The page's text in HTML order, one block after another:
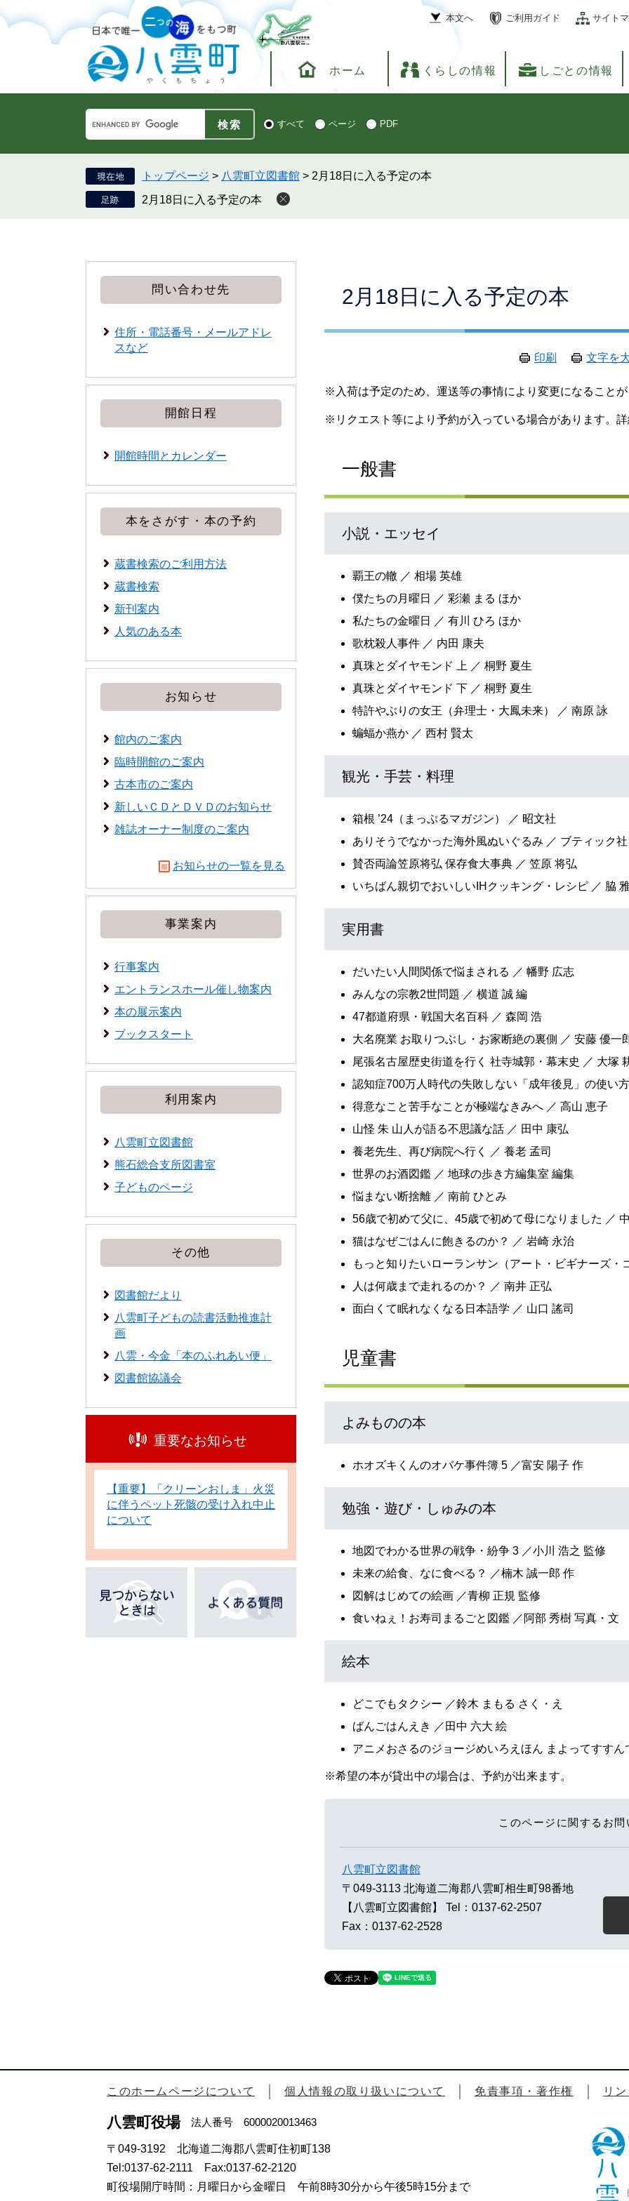
ー
で
ニ
ば
文
本文へ ご利用ガイド サイト
ホーム くらしの情報 しごとの情報
Google
カ
ス
タ
ム
検
検 すべて ページ PDF
トップページ > 八雲町立図書館 > 2月18日に入る予定の本
2月18日に入る予定の本
2月18日に入る予定の本
印刷 文字を
※入荷は予定のため、運送等の事情により変更になること
※リクエスト等により予約が入っている場合があります。
一般書
小説・エッセイ
覇王の轍 ／ 相場 英雄
僕たちの月曜日 ／ 彩瀬 まる ほか
私たちの金曜日 ／ 有川 ひろ ほか
歌枕殺人事件 ／ 内田 康夫
真珠とダイヤモンド 上 ／ 桐野 夏生
真珠とダイヤモンド 下 ／ 桐野 夏生
特許やぶりの女王（弁理士・大鳳未来） ／ 南原 詠
蝙蝠か燕か ／ 西村 賢太
観光・手芸・料理
箱根 ’24（まっぷるマガジン） ／ 昭文社
ありそうでなかった海外風ぬいぐるみ ／ ブティック社
賛否両論笠原将弘 保存食大事典 ／ 笠原 将弘
いちばん親切でおいしいIHクッキング・レシピ ／ 脇
実用書
だいたい人間関係で悩まされる ／ 幡野 広志
みんなの宗教2世問題 ／ 横道 誠 編
47都道府県・戦国大名百科 ／ 森岡 浩
大名廃業 お取りつぶし・お家断絶の裏側 ／ 安藤 優一
尾張名古屋歴史街道を行く 社寺城郭・幕末史 ／ 大塚
認知症700万人時代の失敗しない「成年後見」の使い
得意なこと苦手なことが極端なきみへ ／ 高山 恵子
山怪 朱 山人が語る不思議な話 ／ 田中 康弘
養老先生、再び病院へ行く ／ 養老 孟司
世界のお酒図鑑 ／ 地球の歩き方編集室 編集
悩まない断捨離 ／ 南前 ひとみ
56歳で初めて父に、45歳で初めて母になりました ／
猫はなぜごはんに飽きるのか？ ／ 岩崎 永治
もっと知りたいローランサン（アート・ビギナーズ・
人は何歳まで走れるのか？ ／ 南井 正弘
面白くて眠れなくなる日本語学 ／ 山口 謠司​
児童書
よみものの本
ホオズキくんのオバケ事件簿 5 ／富安 陽子 作
勉強・遊び・しゅみの本
地図でわかる世界の戦争・紛争 3 ／小川 浩之 監修
未来の給食、なに食べる？ ／楠木 誠一郎 作
図解はじめての絵画 ／青柳 正規 監修
食いねぇ！お寿司まるごと図鑑 ／阿部 秀樹 写真・文
絵本
どこでもタクシー ／鈴木 まもる さく・え
ばんごはんえき ／田中 六大 絵
アニメおさるのジョージめいろえほん まよってすす
※希望の本が貸出中の場合は、予約が出来ます。
このページに関するお
八雲町立図書館
〒049-3113 北海道二海郡八雲町相生町98番地
【八雲町立図書館】
Tel：0137-62-2507
Fax：0137-62-2528
問い合わせ先
住所・電話番号・メールアドレ
スなど
開館日程
開館時間とカレンダー
本をさがす・本の予約
蔵書検索のご利用方法
蔵書検索
新刊案内
人気のある本
お知らせ
館内のご案内
臨時開館のご案内
古本市のご案内
新しいＣＤとＤＶＤのお知らせ
雑誌オーナー制度のご案内
お知らせの一覧を見る
事業案内
行事案内
エントランスホール催し物案内
本の展示案内
ブックスタート
利用案内
八雲町立図書館
熊石総合支所図書室
子どものページ
その他
図書館だより
八雲町子どもの読書活動推進計
画
八雲・今金「本のふれあい便」
図書館協議会
重要なお知らせ
【重要】「クリーンおしま」火災
に伴うペット死骸の受け入れ中止
について
このホームページについて 個人情報の取り扱いについて 免責事項・著作権 リ
八雲町役場法人番号 6000020013463
〒049-3192 北海道二海郡八雲町住初町138
Tel:0137-62-2111 Fax:0137-62-2120
町役場開庁時間：月曜日から金曜日 午前8時30分から午後5時15分まで